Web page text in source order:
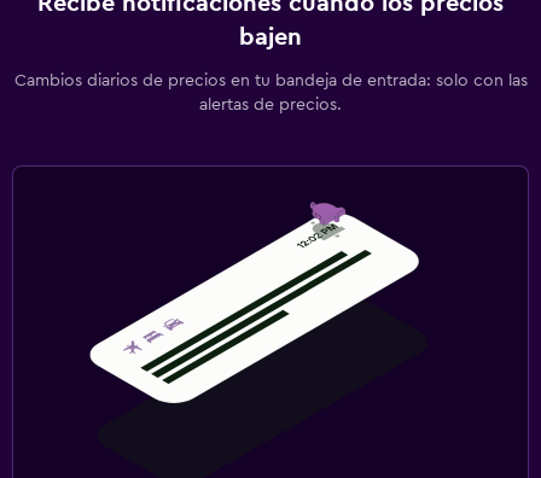
bajen
Cambios diarios de precios en tu bandeja de entrada: solo con las
alertas de precios.